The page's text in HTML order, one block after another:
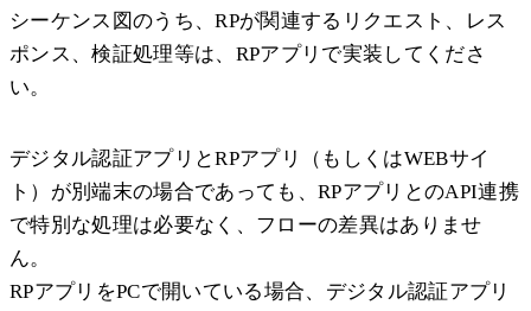
シーケンス図のうち、RPが関連するリクエスト、レス
ポンス、検証処理等は、RPアプリで実装してくださ
い。
デジタル認証アプリとRPアプリ（もしくはWEBサイ
ト）が別端末の場合であっても、RPアプリとのAPI連携
で特別な処理は必要なく、フローの差異はありませ
ん。
RPアプリをPCで開いている場合、デジタル認証アプリ